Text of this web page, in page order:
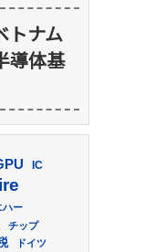
トナム
導体基
IC
ハー
チップ
ドイツ